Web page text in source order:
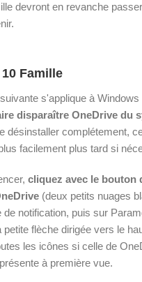
devront en revanche
Famille
s'applique à
disparaître OneDrive du
désinstaller complétement,
facilement plus tard si
cliquez avec le bouton
(deux petits nuages
de notification, puis sur
petite flèche dirigée vers le
les icônes si celle de
à première vue.